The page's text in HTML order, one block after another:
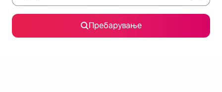
Пребарување